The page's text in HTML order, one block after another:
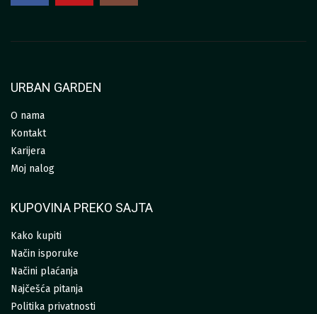
URBAN GARDEN
O nama
Kontakt
Karijera
Moj nalog
KUPOVINA PREKO SAJTA
Kako kupiti
Način isporuke
Načini plaćanja
Najčešća pitanja
Politika privatnosti